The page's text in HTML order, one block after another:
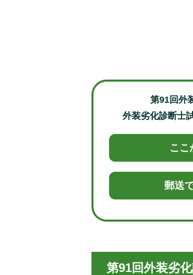
第91回外
外装劣化診断士
ここ
郵送
第91回外装劣